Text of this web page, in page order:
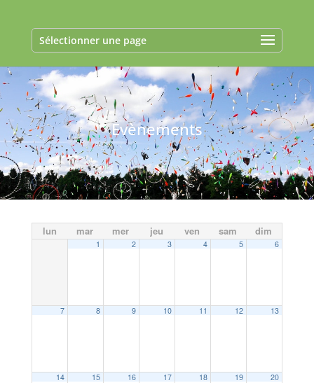
Sélectionner une page
Evènements
lun mar mer jeu ven sam dim
1 2 3 4 5 6
7 8 9 10 11 12 13
14 15 16 17 18 19 20